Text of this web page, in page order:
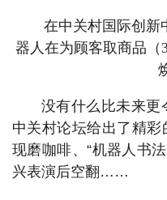
在中关村国际创新
器人在为顾客取商品（
没有什么比未来更
中关村论坛给出了精
现磨咖啡、“机器人书
兴表演后空翻……